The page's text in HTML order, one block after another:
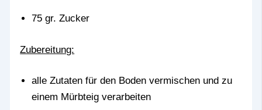
75 gr. Zucker
Zubereitung:
alle Zutaten für den Boden vermischen und zu
einem Mürbteig verarbeiten